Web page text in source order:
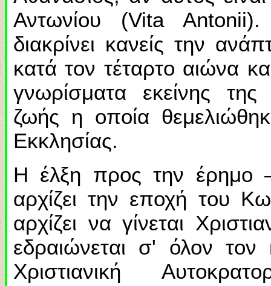
Αντωνίου (Vita
διακρίνει κανείς την
κατά τον τέταρτο αιώνα
γνωρίσματα εκείνης της
ζωής η οποία
Εκκλησίας.
Η έλξη προς την έρημο
αρχίζει την εποχή του
αρχίζει να γίνεται
εδραιώνεται σ' όλον
Χριστιανική